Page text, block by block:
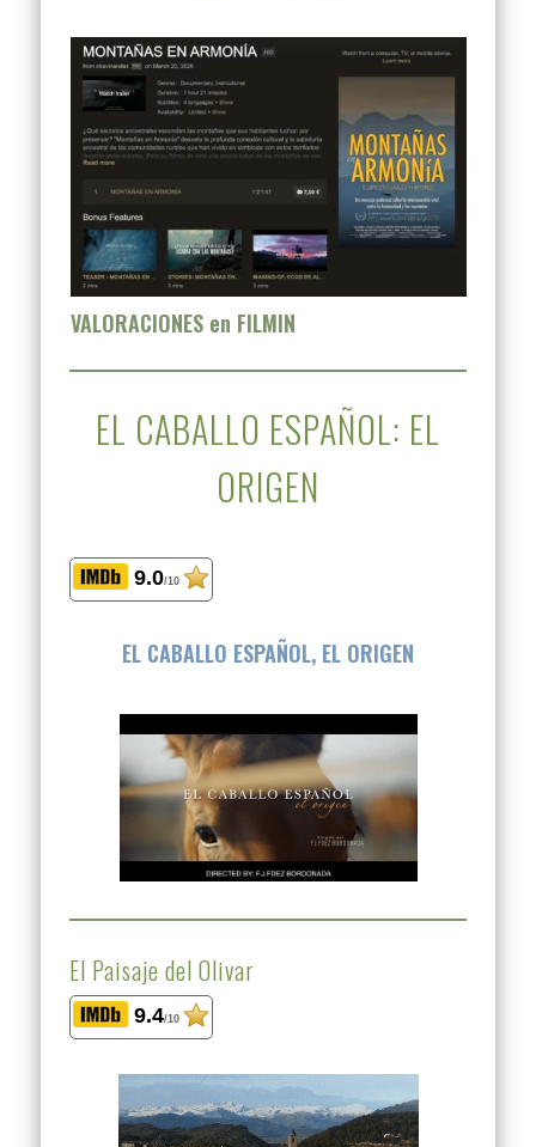
VALORACIONES en FILMIN
EL CABALLO ESPAÑOL: EL
ORIGEN
9.0/10
EL CABALLO ESPAÑOL, EL ORIGEN
El Paisaje del Olivar
9.4/10